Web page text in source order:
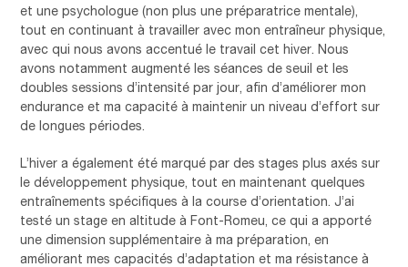
et une psychologue (non plus une préparatrice mentale),
tout en continuant à travailler avec mon entraîneur physique,
avec qui nous avons accentué le travail cet hiver. Nous
avons notamment augmenté les séances de seuil et les
doubles sessions d’intensité par jour, afin d’améliorer mon
endurance et ma capacité à maintenir un niveau d’effort sur
de longues périodes.
L’hiver a également été marqué par des stages plus axés sur
le développement physique, tout en maintenant quelques
entraînements spécifiques à la course d’orientation. J’ai
testé un stage en altitude à Font-Romeu, ce qui a apporté
une dimension supplémentaire à ma préparation, en
améliorant mes capacités d’adaptation et ma résistance à